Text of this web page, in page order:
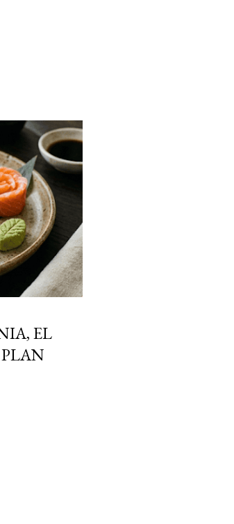
EL